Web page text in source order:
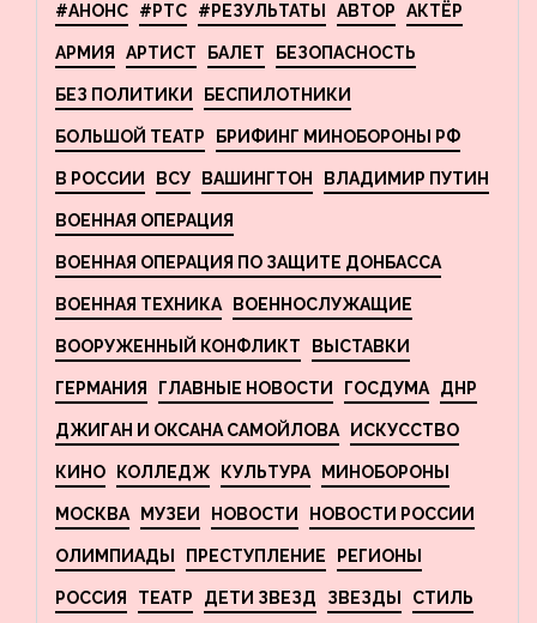
#АНОНС #РТС #РЕЗУЛЬТАТЫ АВТОР АКТЁР
АРМИЯ АРТИСТ БАЛЕТ БЕЗОПАСНОСТЬ
БЕЗ ПОЛИТИКИ БЕСПИЛОТНИКИ
БОЛЬШОЙ ТЕАТР БРИФИНГ МИНОБОРОНЫ РФ
В РОССИИ ВСУ ВАШИНГТОН ВЛАДИМИР ПУТИН
ВОЕННАЯ ОПЕРАЦИЯ
ВОЕННАЯ ОПЕРАЦИЯ ПО ЗАЩИТЕ ДОНБАССА
ВОЕННАЯ ТЕХНИКА ВОЕННОСЛУЖАЩИЕ
ВООРУЖЕННЫЙ КОНФЛИКТ ВЫСТАВКИ
ГЕРМАНИЯ ГЛАВНЫЕ НОВОСТИ ГОСДУМА ДНР
ДЖИГАН И ОКСАНА САМОЙЛОВА ИСКУССТВО
КИНО КОЛЛЕДЖ КУЛЬТУРА МИНОБОРОНЫ
МОСКВА МУЗЕИ НОВОСТИ НОВОСТИ РОССИИ
ОЛИМПИАДЫ ПРЕСТУПЛЕНИЕ РЕГИОНЫ
РОССИЯ ТЕАТР ДЕТИ ЗВЕЗД ЗВЕЗДЫ СТИЛЬ